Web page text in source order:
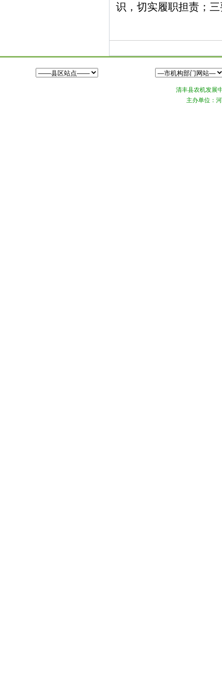
识，切实履职担责；
清丰县农机发展
主办单位：